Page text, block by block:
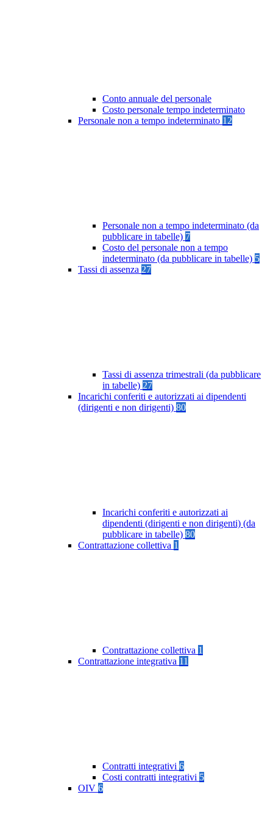
Conto annuale del personale
Costo personale tempo indeterminato
Personale non a tempo indeterminato 12
Personale non a tempo indeterminato (da
pubblicare in tabelle) 7
Costo del personale non a tempo
indeterminato (da pubblicare in tabelle) 5
Tassi di assenza 27
Tassi di assenza trimestrali (da pubblicare
in tabelle) 27
Incarichi conferiti e autorizzati ai dipendenti
(dirigenti e non dirigenti) 80
Incarichi conferiti e autorizzati ai
dipendenti (dirigenti e non dirigenti) (da
pubblicare in tabelle) 80
Contrattazione collettiva 1
Contrattazione collettiva 1
Contrattazione integrativa 11
Contratti integrativi 6
Costi contratti integrativi 5
OIV 6